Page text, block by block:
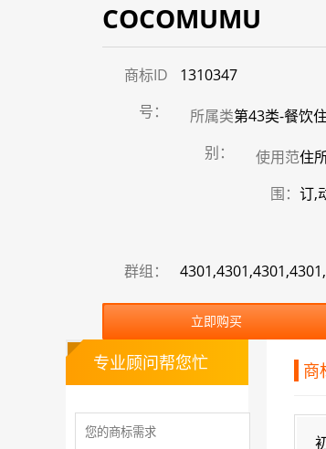
COCOMUMU
商标ID
号：
1310347
所属类
别：
第43类-餐饮
使用范
围：
住
订,
群组：
立即购买
商
专业顾问帮您忙